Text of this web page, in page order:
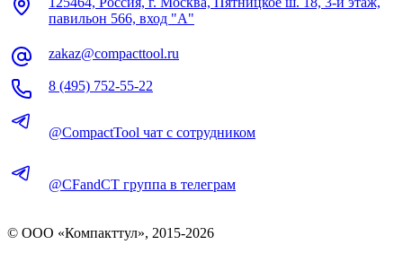
павильон 566, вход "А"
zakaz@compacttool.ru
8 (495) 752-55-22
@CompactTool чат с сотрудником
@CFandCT группа в телеграм
© OOO «Компакттул», 2015-2026